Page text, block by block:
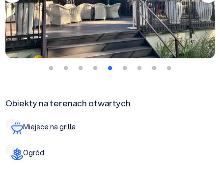
Obiekty na terenach otwartych
Miejsce na grilla
Ogród